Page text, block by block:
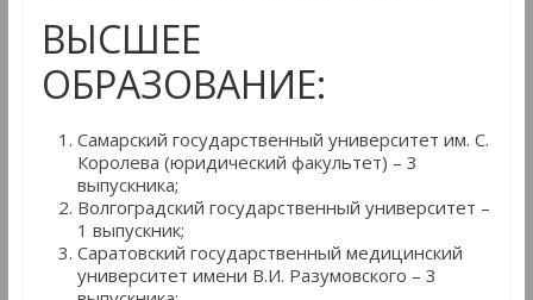
ВЫСШЕЕ
ОБРАЗОВАНИЕ:
Самарский государственный университет им. С.
Королева (юридический факультет) – 3
выпускника;
Волгоградский государственный университет –
1 выпускник;
Саратовский государственный медицинский
университет имени В.И. Разумовского – 3